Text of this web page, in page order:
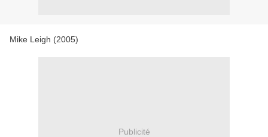
Mike Leigh (2005)
Publicité